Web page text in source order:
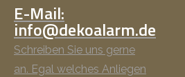
E-Mail:
info@dekoalarm.de
Schreiben Sie uns gerne
an. Egal welches Anliegen